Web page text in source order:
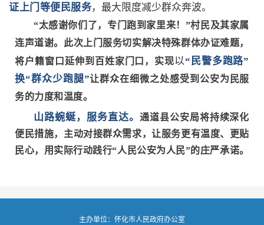
证上门等便民服务，最大限度减少群众奔波。
“太感谢你们了，专门跑到家里来！”村民及其家属
连声道谢。此次上门服务切实解决特殊群体办证难题，
将户籍窗口延伸到百姓家门口，实现以“民警多跑路”
换“群众少跑腿”让群众在细微之处感受到公安为民服
务的力度和温度。
山路蜿蜒，服务直达。 通道县公安局将持续深化
便民措施，主动对接群众需求，让服务更有温度、更贴
民心，用实际行动践行“人民公安为人民”的庄严承诺。
主办单位：怀化市人民政府办公室